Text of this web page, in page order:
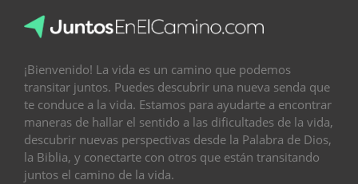
¡Bienvenido! La vida es un camino que podemos
transitar juntos. Puedes descubrir una nueva senda que
te conduce a la vida. Estamos para ayudarte a encontrar
maneras de hallar el sentido a las dificultades de la vida,
descubrir nuevas perspectivas desde la Palabra de Dios,
la Biblia, y conectarte con otros que están transitando
juntos el camino de la vida.